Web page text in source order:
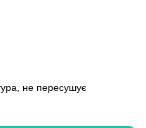
не пересушує